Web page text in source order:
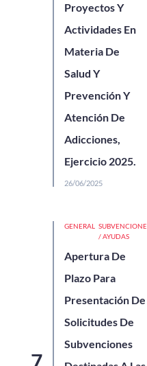
Proyectos Y
Actividades En
Materia De
Salud Y
Prevención Y
Atención De
Adicciones,
Ejercicio 2025.
26/06/2025
GENERAL
SUBVENCIONES
/ AYUDAS
Apertura De
Plazo Para
Presentación De
Solicitudes De
Subvenciones